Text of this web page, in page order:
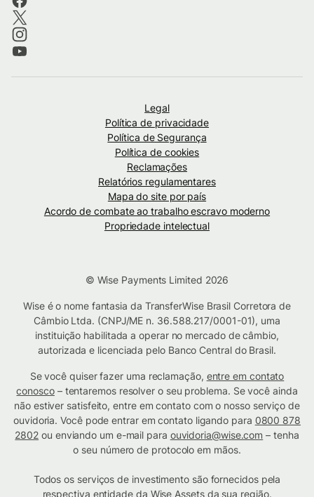
Legal
Política de privacidade
Política de Segurança
Política de cookies
Reclamações
Relatórios regulamentares
Mapa do site por país
Acordo de combate ao trabalho escravo moderno
Propriedade intelectual
© Wise Payments Limited 2026
Wise é o nome fantasia da TransferWise Brasil Corretora de
Câmbio Ltda. (CNPJ/ME n. 36.588.217/0001-01), uma
instituição habilitada a operar no mercado de câmbio,
autorizada e licenciada pelo Banco Central do Brasil.
Se você quiser fazer uma reclamação, entre em contato
conosco– tentaremos resolver o seu problema. Se você ainda
não estiver satisfeito, entre em contato com o nosso serviço de
ouvidoria. Você pode entrar em contato ligando para 0800 878
2802 ou enviando um e-mail para ouvidoria@wise.com – tenha
o seu número de protocolo em mãos.
Todos os serviços de investimento são fornecidos pela
respectiva entidade da Wise Assets da sua região.